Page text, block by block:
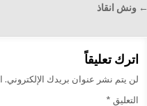
تصفّح
← ونش انقاذ
اترك تعليقاً
لن يتم نشر عنوان بريدك الإلكتروني.
التعليق *